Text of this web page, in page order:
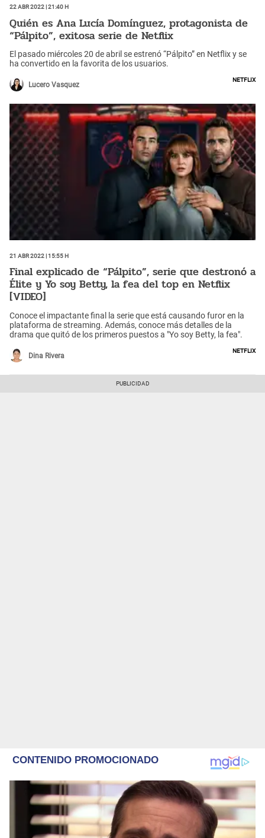
22 Abr 2022 | 21:40 h
Quién es Ana Lucía Domínguez, protagonista de
“Pálpito”, exitosa serie de Netflix
El pasado miércoles 20 de abril se estrenó “Pálpito” en Netflix y se
ha convertido en la favorita de los usuarios.
Lucero Vasquez
Netflix
21 Abr 2022 | 15:55 h
Final explicado de “Pálpito”, serie que destronó a
Élite y Yo soy Betty, la fea del top en Netflix
[VIDEO]
Conoce el impactante final la serie que está causando furor en la
plataforma de streaming. Además, conoce más detalles de la
drama que quitó de los primeros puestos a "Yo soy Betty, la fea".
Dina Rivera
Netflix